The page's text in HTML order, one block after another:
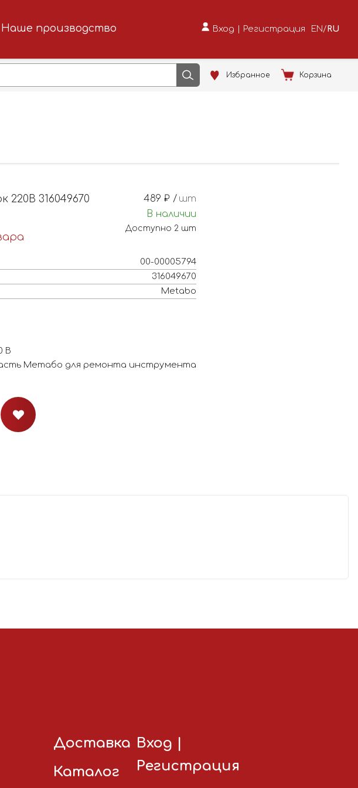
Наше производство Вход | Регистрация EN /RU
Избранное Корзина
316049670
00-00005794
316049670
Metabo
В
Метабо для ремонта инструмента
489 ₽ / шт
В наличии
Доступно 2 шт
Доставка
Каталог
Вход |
Регистрация